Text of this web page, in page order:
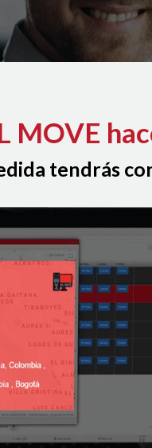
empresas, ya
y pagar por
MOVE
tendrás